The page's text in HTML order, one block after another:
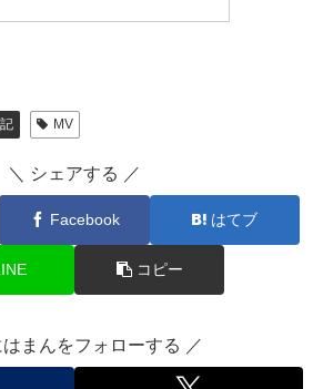
MV
＼ シェアする ／
Facebook はてブ
コピー
はまんをフォローする ／